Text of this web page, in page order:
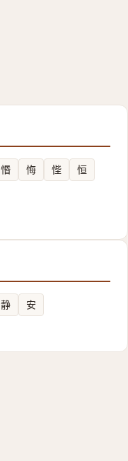
惽 悔 悂
恒
静 安